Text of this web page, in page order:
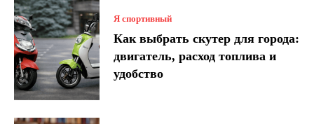
Я спортивный
Как выбрать скутер для города:
двигатель, расход топлива и
удобство